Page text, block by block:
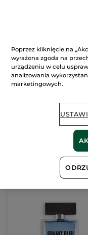
Woda toaletowa
BLEU 100 ml
DODAJ DO
KOSZYKA
Poprzez kliknięcie na
wyrażona zgoda na
urządzeniu w celu
analizowania
marketingowych.